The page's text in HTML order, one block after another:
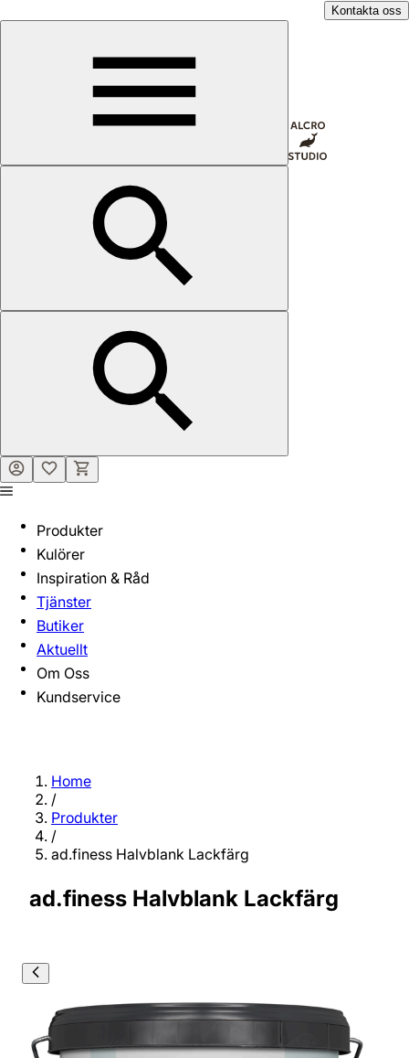
Kontakta oss
Produkter
Kulörer
Inspiration & Råd
Tjänster
Butiker
Aktuellt
Om Oss
Kundservice
Home
/
Produkter
/
ad.finess Halvblank Lackfärg
ad.finess Halvblank Lackfärg